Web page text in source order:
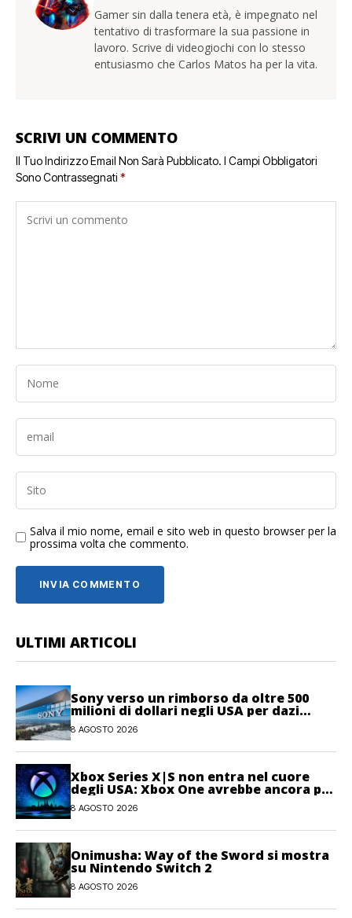
Gamer sin dalla tenera età, è impegnato nel
tentativo di trasformare la sua passione in
lavoro. Scrive di videogiochi con lo stesso
entusiasmo che Carlos Matos ha per la vita.
SCRIVI UN COMMENTO
Il Tuo Indirizzo Email Non Sarà Pubblicato. I Campi Obbligatori
Sono Contrassegnati *
Salva il mio nome, email e sito web in questo browser per la
prossima volta che commento.
ULTIMI ARTICOLI
Sony verso un rimborso da oltre 500
milioni di dollari negli USA per dazi
illegittimi
8 AGOSTO 2026
Xbox Series X|S non entra nel cuore
degli USA: Xbox One avrebbe ancora più
giocatori attivi
8 AGOSTO 2026
Onimusha: Way of the Sword si mostra
su Nintendo Switch 2
8 AGOSTO 2026